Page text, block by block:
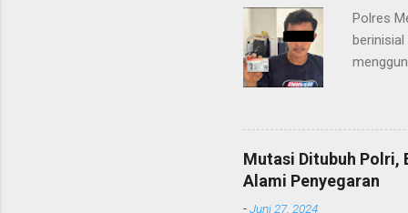
pidana,
Polres
berinisial
dari
Mutasi Ditubuh Polri,
Alami Penyegaran
-Juni 27, 2024